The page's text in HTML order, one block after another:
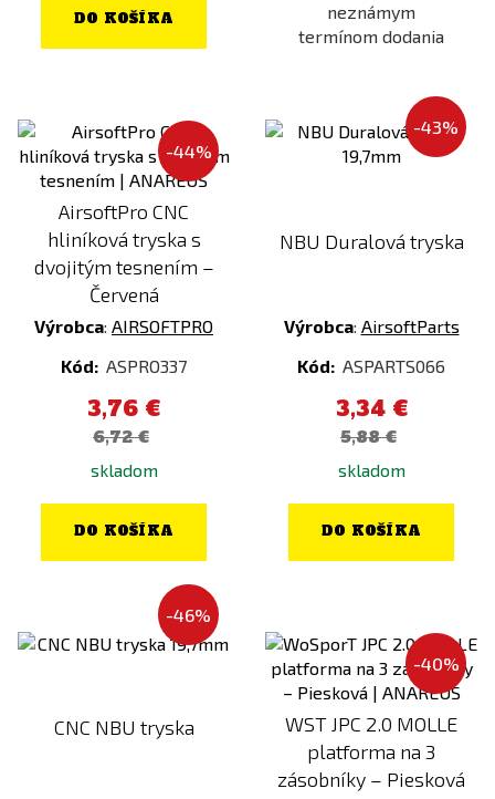
ICS
Invader Gear
King Arms
Kombat
KRYPTEK
KRYTAC
LCT
LEATHERMAN
LEO KÖHLER
LONEX
LOWA
MadBull
MAXX
Miltec
Multicam
Multicam Black
Oranžová
Ostatní
Partizan
Peat
Piesočná
RAL 7013
Ranger Green
Ružová
Stone Grey Olive
Strieborná
Transparentná
VZ.95
Woodland Floor
DO KOŠÍKA
neznámym
termínom dodania
-44%
AirsoftPro CNC
hliníková tryska s
dvojitým tesnením –
Červená
Výrobca: AIRSOFTPRO
Kód: ASPRO337
3,76 €
6,72 €
skladom
DO KOŠÍKA
-43%
NBU Duralová tryska
Výrobca: AirsoftParts
Kód: ASPARTS066
3,34 €
5,88 €
skladom
DO KOŠÍKA
-46%
CNC NBU tryska
-40%
WST JPC 2.0 MOLLE
platforma na 3
zásobníky – Piesková